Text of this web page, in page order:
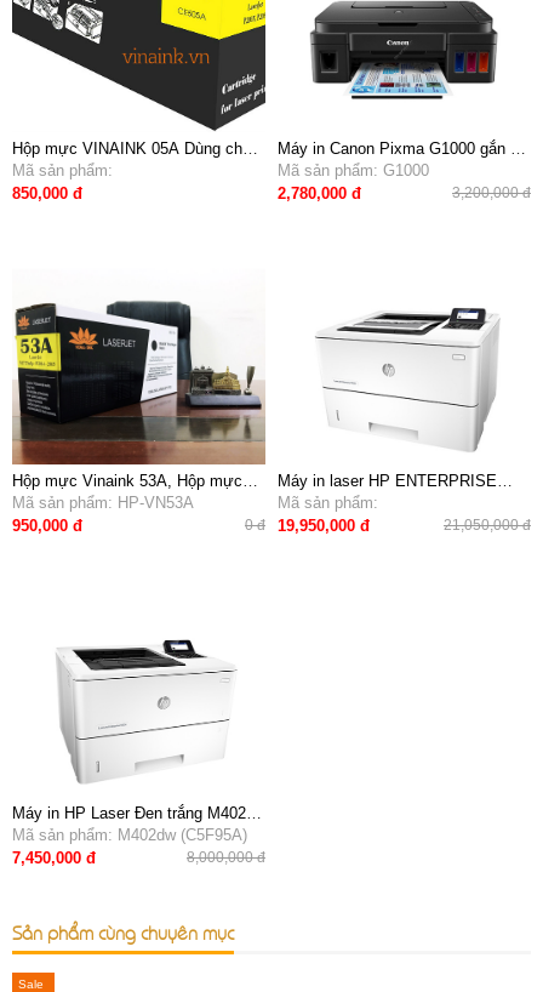
Hộp mực VINAINK 05A Dùng cho
máy in HP 2035,2055
Mã sản phẩm:
850,000 đ
Máy in Canon Pixma G1000 gắn hệ
thống chính hãng 04 màu mực - Sử
dụng mực liên tục chính hãng từ
Mã sản phẩm: G1000
2,780,000 đ
3,200,000 đ
Hộp mực Vinaink 53A, Hộp mực
dùng cho máy Hp P2014 / P2015 /
P2015d / P2015n
Mã sản phẩm: HP-VN53A
950,000 đ
0 đ
Máy in laser HP ENTERPRISE
M506N Mã sản phẩm:
19,950,000 đ
21,050,000 đ
Máy in HP Laser Đen trắng M402dw
(C5F95A) (In A4, tự động in 2 mặt,
wifi)
Mã sản phẩm: M402dw (C5F95A)
7,450,000 đ
8,000,000 đ
Sản phẩm cùng chuyên mục
Sale